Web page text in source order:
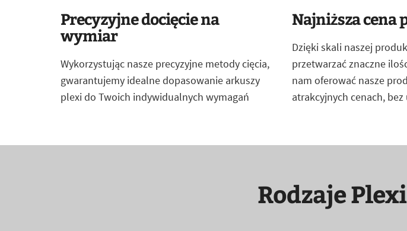
Precyzyjne docięcie na
wymiar
Wykorzystując nasze precyzyjne metody cięcia,
gwarantujemy idealne dopasowanie arkuszy
plexi do Twoich indywidualnych wymagań
Najniższa cena
Dzięki skali naszej
przetwarzać znaczne
nam oferować nasze
atrakcyjnych cenach,
Rodzaje